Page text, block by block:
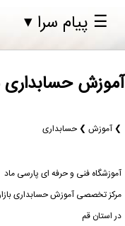
☰ پیام سرا ▾
آموزش
❯ آموزش ❯ حسابداری
آموزشگاه فنی و حرفه ای پارسی ماد
مرکز تخصصی آموزش حسابداری
در استان قم